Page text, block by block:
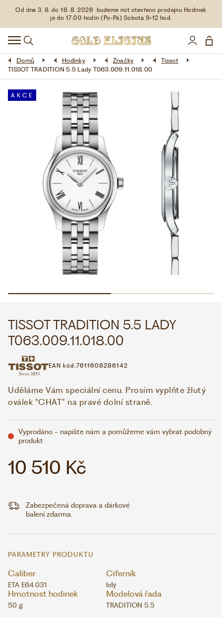
Od dne 3. 8. do 16. 8. 2026 budeme mít otevřeno prodejnu Hodinek
je do 17:00 hodin (Po-Pá) Sobota 9-12 hod.
HODINKY
DOPLŇKY
ŠPERKY
AKCE
LIMITOVANÉ EDICE
LÁSKA ❤
VŠE O NÁKUPU
KONTAKT
WHATSAPP
VOLEJTE 9:00–18:00 +420 775 138 346
Domů Hodinky Značky
Tissot
TISSOT TRADITION 5.5 Lady T063.009.11.018.00
AKCE
TISSOT TRADITION 5.5 LADY
T063.009.11.018.00
EAN kód:7611608286142
Uděláme Vám speciální cenu. Prosím vyplňte žlutý
oválek "CHAT" na pravé dolní straně.
Vyprodáno - napište nám a pomůžeme vám vybrat podobný
produkt
10 510 Kč
Zabezpečená doprava a dárkové
balení zdarma.
PARAMETRY PRODUKTU
Caliber
ETA E64.031
Ciferník
bílý
Hmotnost hodinek
50 g
Modelová řada
TRADITION 5.5